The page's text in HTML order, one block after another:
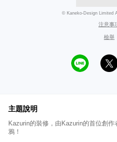
© Kaneko-Design Limited
注意事
檢舉
主題說明
Kazurin的裝修，由Kazurin的首位創
鴉！